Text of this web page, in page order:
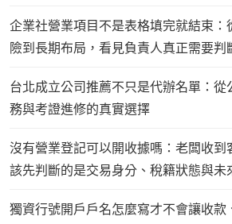
企業社營業項目不是表格填完就結束：
險到長期布局，看見負責人真正需要判
台北成立公司推薦不只是代辦名單：
務與考證進修的真實選擇
沒有營業登記可以開收據嗎：老闆收到
該先判斷的是交易身分、稅籍狀態與未
獨資行號開戶戶名怎麼寫才不會讓收款